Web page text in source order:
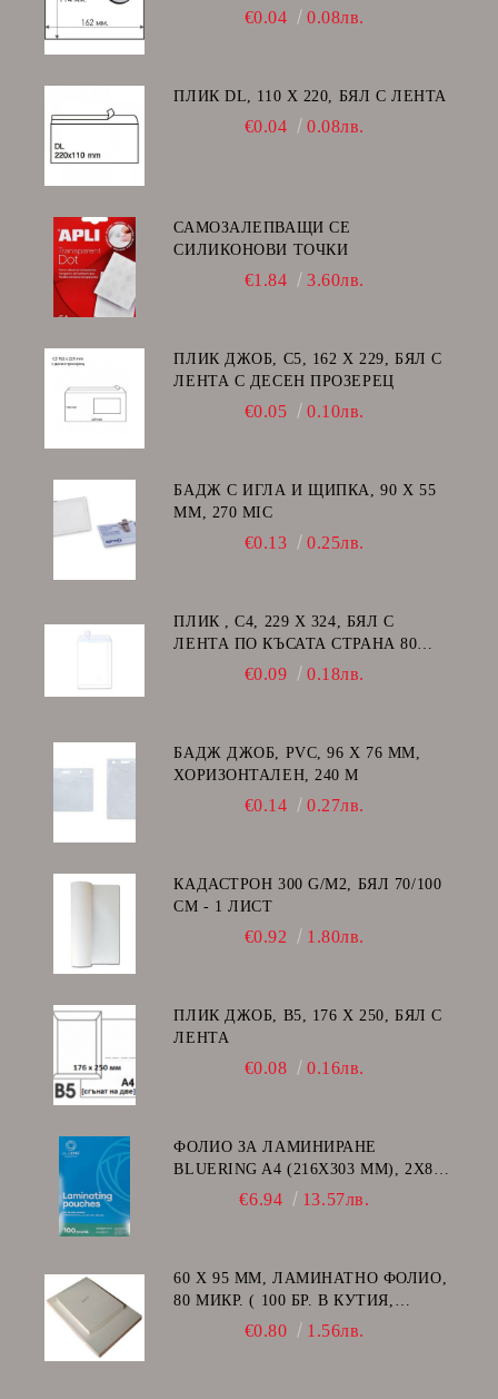
€0.04 0.08лв.
ПЛИК DL, 110 Х 220, БЯЛ С ЛЕНТА
€0.04 0.08лв.
САМОЗАЛЕПВАЩИ СЕ
СИЛИКОНОВИ ТОЧКИ
€1.84 3.60лв.
ПЛИК ДЖОБ, C5, 162 Х 229, БЯЛ С
ЛЕНТА С ДЕСЕН ПРОЗЕРЕЦ
€0.05 0.10лв.
БАДЖ С ИГЛА И ЩИПКА, 90 Х 55
ММ, 270 MIC
€0.13 0.25лв.
ПЛИК , C4, 229 Х 324, БЯЛ С
ЛЕНТА ПО КЪСАТА СТРАНА 80
€0.09 0.18лв.
БАДЖ ДЖОБ, PVC, 96 Х 76 ММ,
ХОРИЗОНТАЛЕН, 240 Μ
€0.14 0.27лв.
КАДАСТРОН 300 G/M2, БЯЛ 70/100
СМ - 1 ЛИСТ
€0.92 1.80лв.
ПЛИК ДЖОБ, В5, 176 Х 250, БЯЛ С
ЛЕНТА
€0.08 0.16лв.
ФОЛИО ЗА ЛАМИНИРАНЕ
BLUERING A4 (216X303 MM), 2X80
МИКРОНА 100 БР.
€6.94 13.57лв.
60 Х 95 ММ, ЛАМИНАТНО ФОЛИО,
80 МИКР. ( 100 БР. В КУТИЯ,
€0.80 1.56лв.